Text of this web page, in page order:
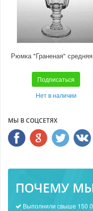
Подписаться
Нет в наличии
МЫ В СОЦСЕТЯХ
ПОЧЕМУ
Выполнили свыше 150